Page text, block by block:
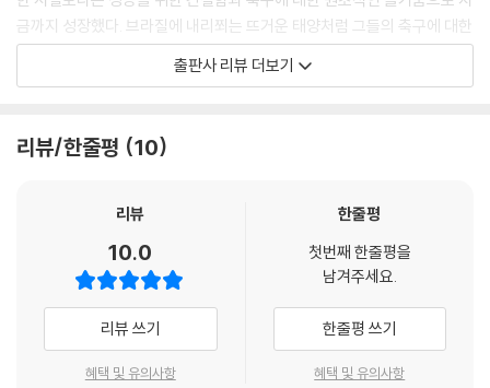
이마르를 자신의 후계자라고 인정했으니 시간이 지날수록 브라질 마법사
들의 활약은 바르셀로나 역사에 더 진하게 남아 있을 것 같다.
--- 「챕터 4: Neymar In Barcelona」 중에서
것을 이뤘고, 앞으로 많은 것을 얻을 수 있는 위치에 있었지만 파리 생제르
금까지 성장했다. 브라질에 내리쬐는 뜨거운 태양처럼 그들의 축구에 대한
열정이 지금의 브라질을 만들었다. 무엇이 정답일까? 축구에 정답은 없다.
우리에게 즐거움을 준다면 그게 바로 축구다.
수 없는 환호를 경험했다. 브라질 사람들에게 축구는 인생 그 자체다. 마라
역사를 쓴 자양분이 됐다. 징가 정신이 담긴 브라질 선수들의 움직임을 보
해 얼마나 많은 노력을 했을까. 어린 시절 처음 축구화를 신을 때부터 시작
해 무수히 많은 슈팅과 패스, 개인기를 연습했을 것이다. 감히 엄두도 나지
않는다. 네이마르는 이런 모습을 잘 보여주는 인물이다. 어린 시절 가난한
가정에서 축구를 시작했고, 누구보다 축구를 즐겼고, 이젠 전 세계 최고의
선수로 성장했다. 브라질 축구와 네이마르는 늘 편견과 싸워 왔다. 타인의
출판사 리뷰 더보기
리뷰/한줄평 10
리뷰
10.0
리뷰 쓰기
혜택 및 유의사항
한줄평
첫번째 한줄평을
남겨주세요.
한줄평 쓰기
혜택 및 유의사항